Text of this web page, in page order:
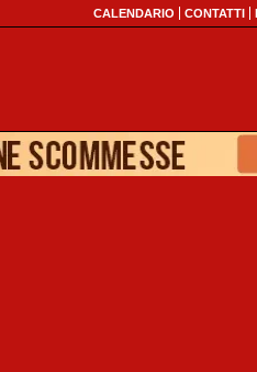
CALENDARIO CONTATTI